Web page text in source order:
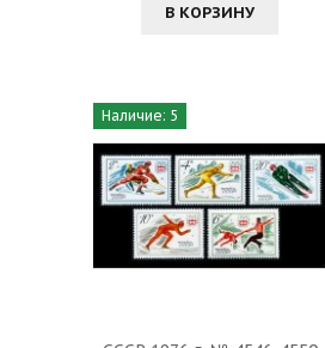
В КОРЗИНУ
Наличие: 5